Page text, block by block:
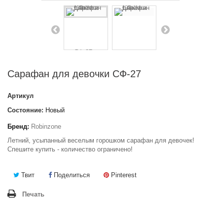
Сарафан для девочки СФ-27
Артикул
Состояние: Новый
Бренд: Robinzone
Летний, усыпанный веселым горошком сарафан для девочек!
Спешите купить - количество ограничено!
Твит Поделиться Pinterest
Печать